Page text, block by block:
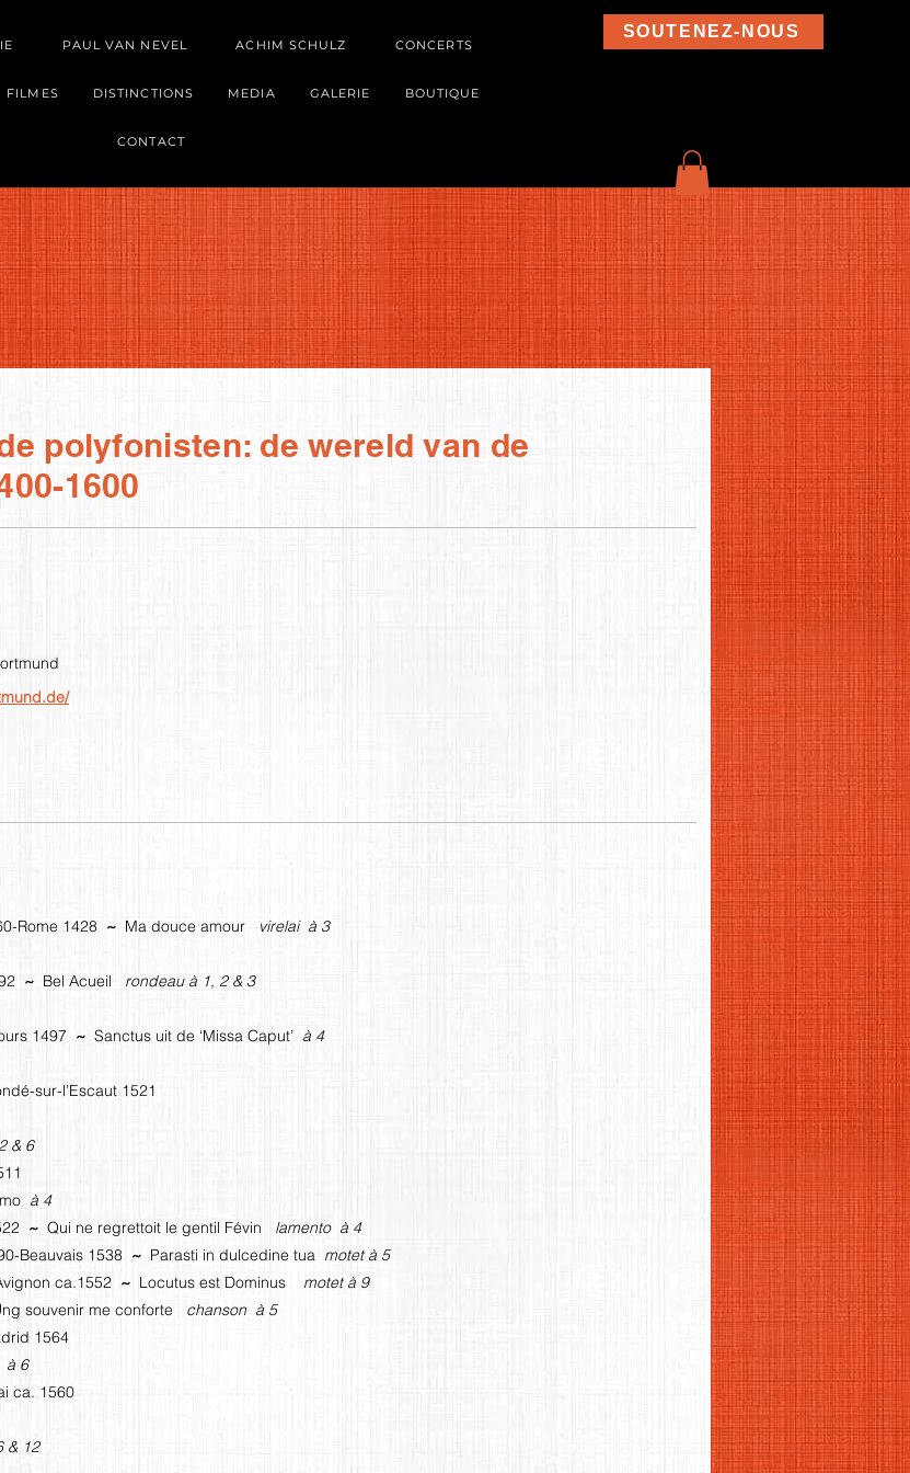
PAUL VAN NEVEL ACHIM SCHULZ CONCERTS
FILMES DISTINCTIONS MEDIA GALERIE BOUTIQUE
CONTACT
SOUTENEZ-NOUS
polyfonisten: de wereld van de
1600
Rome 1428 ~ Ma douce amour virelai à 3
~ Bel Acueil rondeau à 1, 2 & 3
1497 ~ Sanctus uit de ‘Missa Caput’ à 4
sur-l’Escaut 1521
& 6
à 4
~ Qui ne regrettoit le gentil Févin lamento à 4
Beauvais 1538 ~ Parasti in dulcedine tua motet à 5
ca.1552 ~ Locutus est Dominus motet à 9
souvenir me conforte chanson à 5
1564
à 6
ca. 1560
& 12